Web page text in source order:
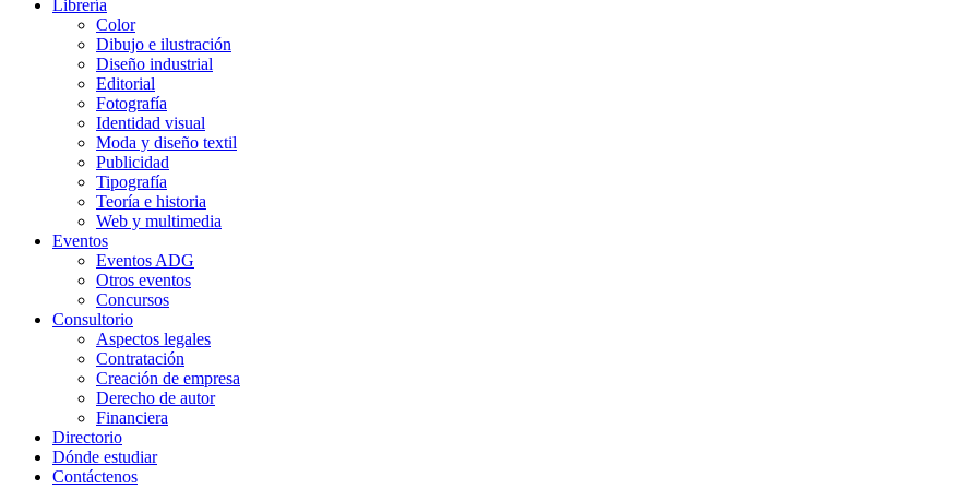
Librería
Color
Dibujo e ilustración
Diseño industrial
Editorial
Fotografía
Identidad visual
Moda y diseño textil
Publicidad
Tipografía
Teoría e historia
Web y multimedia
Eventos
Eventos ADG
Otros eventos
Concursos
Consultorio
Aspectos legales
Contratación
Creación de empresa
Derecho de autor
Financiera
Directorio
Dónde estudiar
Contáctenos